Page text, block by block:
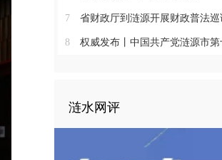
7 省财政厅到涟源开展财政普法巡
8 权威发布丨中国共产党涟源市第十四届纪律检查委员会书记、副
涟水网评